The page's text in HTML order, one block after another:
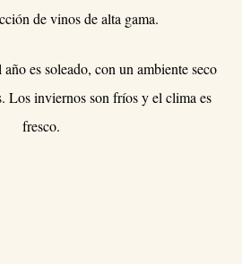
de vinos de alta gama.
es soleado, con un ambiente seco
Los inviernos son fríos y el clima es
fresco.